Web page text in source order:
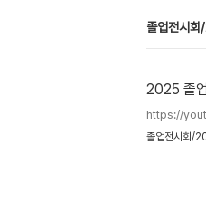
졸업전시
2025 졸
https://
졸업전시회/